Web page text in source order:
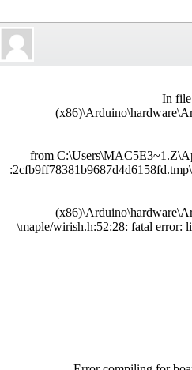
In
from
\maple/wirish.h:52:28: fatal error: